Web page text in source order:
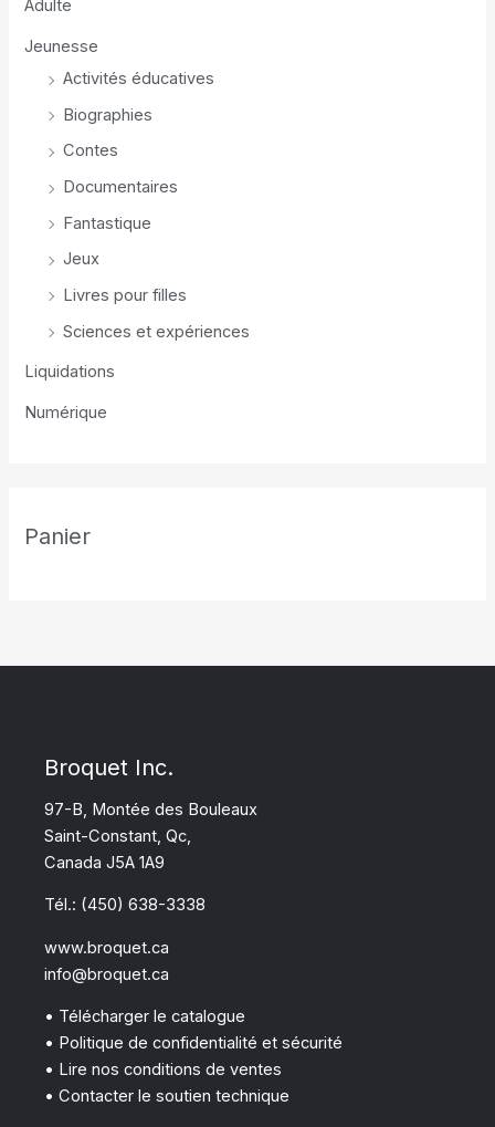
Adulte
Jeunesse
Activités éducatives
Biographies
Contes
Documentaires
Fantastique
Jeux
Livres pour filles
Sciences et expériences
Liquidations
Numérique
Panier
Broquet Inc.
97-B, Montée des Bouleaux
Saint-Constant, Qc,
Canada J5A 1A9
Tél.: (450) 638-3338
www.broquet.ca
info@broquet.ca
• Télécharger le catalogue
• Politique de confidentialité et sécurité
• Lire nos conditions de ventes
• Contacter le soutien technique